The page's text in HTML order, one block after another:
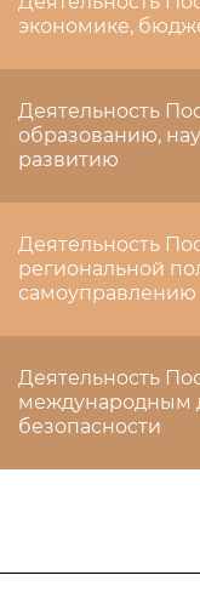
экономике,
Деятельность
образованию,
развитию
Деятельность
региональной
самоуправлению
Деятельность
международным
безопасности